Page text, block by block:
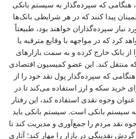
هنگامی که سپرده‌گذار به سیستم بانکی
پیدا کنند که در هر شرایطی بانک‌ها
نیاز سپرده‌گذاران خواهند بود، طبیعتاً
کرد که در مواجهه با وقایع مترقبه یا
از بانک خارج کرده و به سمت بازارهای
منتقل کند. این عضو کمیسیون اقتصادی
که سپرده‌گذار پول نقد خود را از
خرید سکه و ارز استفاده می‌کند تا در
وجوه نقدی استفاده کند، این رفتار
سیستم بانکی است. سیستم بانکی باید
نقد مردم را جمع‌آوری و مدیریت کند تا
نقدینگی در بازار را مهار کند؛ آثاری